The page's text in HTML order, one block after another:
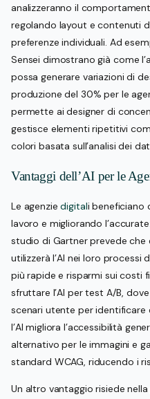
analizzeranno il
regolando layout e contenuti
preferenze individuali. Ad
Sensei dimostrano già come
possa generare variazioni di
produzione del 30% per le
permette ai designer di
gestisce elementi ripetitivi
colori basata sull’analisi dei
Vantaggi dell’AI per le
Le agenziedigitali beneficiano
lavoro e migliorando
studio di Gartner prevede che
utilizzerà l’AI nei loro processi
più rapide e risparmi sui costi
sfruttare l’AI per test A/B,
scenari utente per identificare
l’AI migliora l’accessibilità
alternativo per le immagini e
standard WCAG, riducendo i
Un altro vantaggio risiede